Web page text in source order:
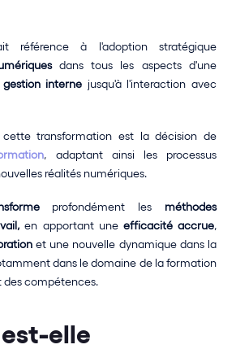
référence à l'adoption stratégique
dans tous les aspects d'une
gestion interne jusqu'à l'interaction avec
transformation est la décision de
, adaptant ainsi les processus
réalités numériques.
profondément les méthodes
en apportant une efficacité accrue,
et une nouvelle dynamique dans la
dans le domaine de la formation
compétences.
elle